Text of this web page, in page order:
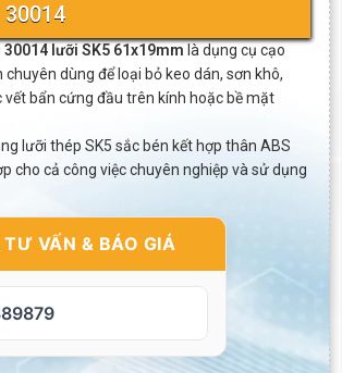
lưỡi SK5 61x19mm là dụng cụ cạo
dùng để loại bỏ keo dán, sơn khô,
vết bẩn cứng đầu trên kính hoặc bề mặt
lưỡi thép SK5 sắc bén kết hợp thân ABS
cho cả công việc chuyên nghiệp và sử dụng
TƯ VẤN & BÁO GIÁ